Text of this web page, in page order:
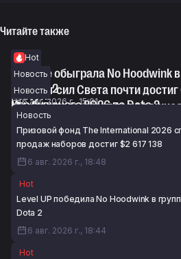
Читайте также
Hot
RE Arise обыграла No Hoodwink
по Dota 2
6 авг. 2026 г., 15:01
Новость
Винрейт сил Света почти
Игр будущего 2026 по Dota 2
6 авг. 2026 г., 14:40
Новость
Maelstorm высказался о
перед The International 2026
6 авг. 2026 г., 14:09
Новости
Новость
Призовой фонд The International 2026
продаж наборов достиг $2 617 138
6 авг. 2026 г., 18:48
Hot
Level UP победила No Hoodwink в
Dota 2
6 авг. 2026 г., 18:44
Hot